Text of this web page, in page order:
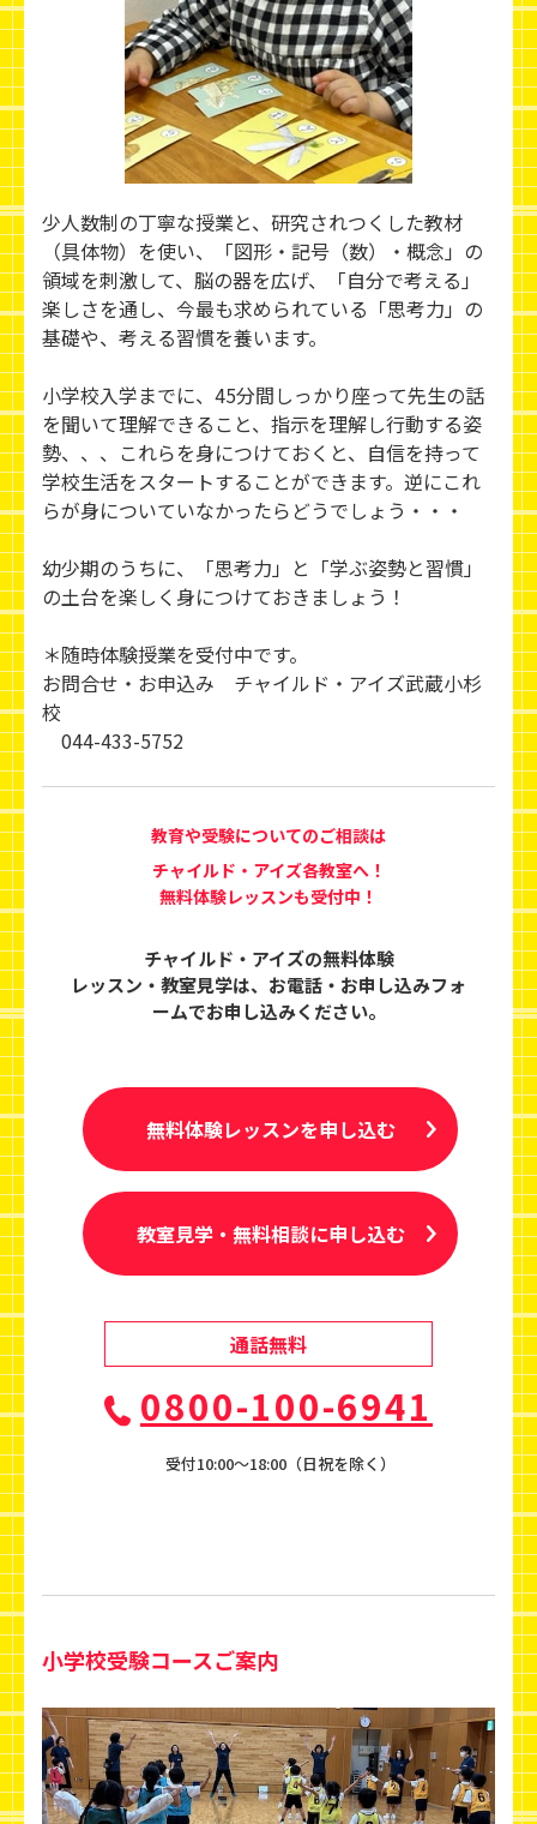
少人数制の丁寧な授業と、研究されつくした教材
（具体物）を使い、「図形・記号（数）・概念」の
領域を刺激して、脳の器を広げ、「自分で考える」
楽しさを通し、今最も求められている「思考力」の
基礎や、考える習慣を養います。
小学校入学までに、45分間しっかり座って先生の話
を聞いて理解できること、指示を理解し行動する姿
勢、、、これらを身につけておくと、自信を持って
学校生活をスタートすることができます。逆にこれ
らが身についていなかったらどうでしょう・・・
幼少期のうちに、「思考力」と「学ぶ姿勢と習慣」
の土台を楽しく身につけておきましょう！
＊随時体験授業を受付中です。
お問合せ・お申込み チャイルド・アイズ武蔵小杉
校
044-433-5752
教育や受験についてのご相談は
チャイルド・アイズ各教室へ！
無料体験レッスンも受付中！
チャイルド・アイズの無料体験
レッスン・教室見学は、 お電話・お申し込みフォ
ームでお申し込みください。
無料体験レッスンを申し込む
教室見学・無料相談に申し込む
通話無料
0800-100-6941
受付10:00〜18:00（日祝を除く）
小学校受験コースご案内